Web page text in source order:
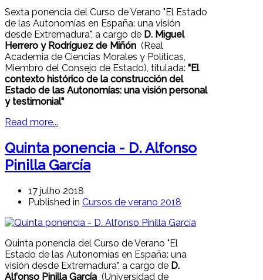
Sexta ponencia del Curso de Verano "El Estado
de las Autonomías en España: una visión
desde Extremadura", a cargo de D. Miguel
Herrero y Rodríguez de Miñón (Real
Academia de Ciencias Morales y Políticas,
Miembro del Consejo de Estado), titulada: "El
contexto histórico de la construcción del
Estado de las Autonomías: una visión personal
y testimonial"
Read more...
Quinta ponencia - D. Alfonso
Pinilla García
17 julho 2018
Published in Cursos de verano 2018
Quinta ponencia del Curso de Verano "El
Estado de las Autonomías en España: una
visión desde Extremadura", a cargo de D.
Alfonso Pinilla García (Universidad de